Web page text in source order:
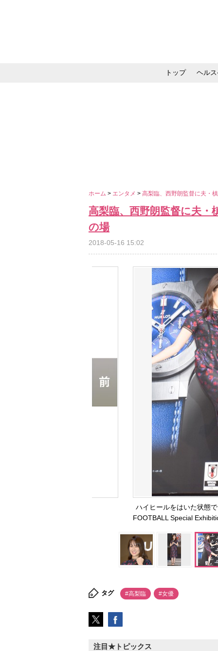
トップ ヘル
ホーム > エンタメ > 高梨臨、西野朗監督に夫・
高梨臨、西野朗監督に夫
の場
2018-05-16 15:02
ハイヒールをはいた状態
FOOTBALL Special
タグ #高梨臨 #女優
注目★トピックス